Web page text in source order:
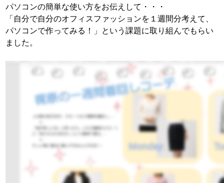
パソコンの簡単な使い方をお伝えして・・・
「自分で自分のオフィスファッションを１週間分考えて、
パソコンで作ってみる！」という課題に取り組んでもらい
ました。